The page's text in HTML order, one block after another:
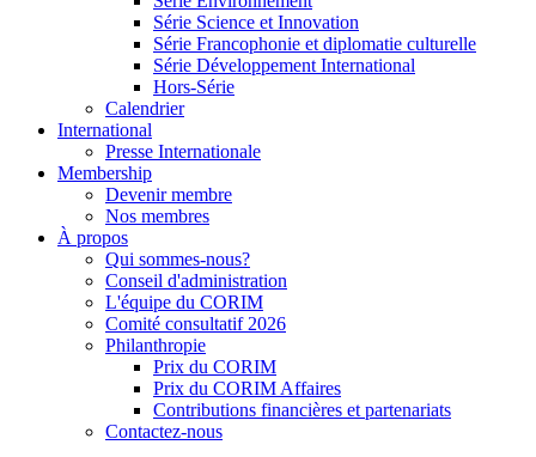
Série Science et Innovation
Série Francophonie et diplomatie culturelle
Série Développement International
Hors-Série
Calendrier
International
Presse Internationale
Membership
Devenir membre
Nos membres
À propos
Qui sommes-nous?
Conseil d'administration
L'équipe du CORIM
Comité consultatif 2026
Philanthropie
Prix du CORIM
Prix du CORIM Affaires
Contributions financières et partenariats
Contactez-nous